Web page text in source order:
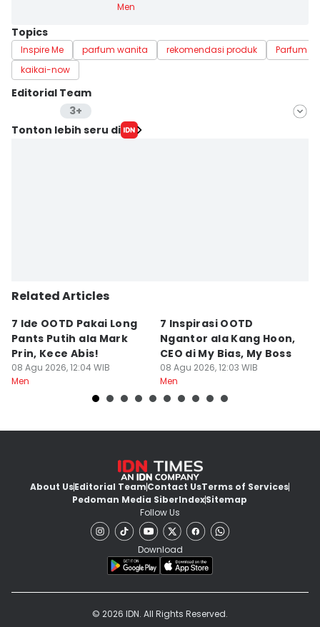
Men
Topics
Inspire Me parfum wanita rekomendasi produk
Parfum
kaikai-now
Editorial Team
3+
Editor
Tonton lebih seru di
Related Articles
7 Ide OOTD Pakai Long
Pants Putih ala Mark
Prin, Kece Abis!
08 Agu 2026, 12:04 WIB
Men
7 Inspirasi OOTD
Ngantor ala Kang Hoon,
CEO di My Bias, My Boss
08 Agu 2026, 12:03 WIB
Men
About UsEditorial TeamContact UsTerms of Services
Pedoman Media SiberIndexSitemap
Follow Us
Download
© 2026 IDN. All Rights Reserved.